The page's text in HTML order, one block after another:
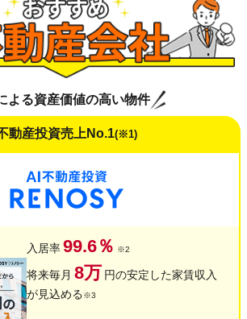
よる資産価値の高い物件
動産投資売上No.1(※1)
入居率 99.6％ ※2
将来毎月 8万 円の安定した家賃収入
が見込める※3